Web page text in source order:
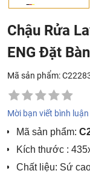
Chậu Rửa
ENG Đặt Bàn
Mã sản phẩm:
Mời bạn viết bình luận
Mã sản phẩm:
Kích thước :
Chất liệu: Sứ